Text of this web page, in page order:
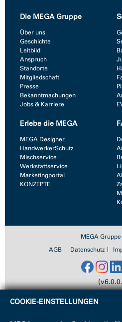
Die MEGA Gruppe
Über uns
Geschichte
Leitbild
Anspruch
Standorte
Mitgliedschaft
Presse
Bekanntmachungen
Jobs & Karriere
Erlebe die MEGA
MEGA Designer
HandwerkerSchutz
Mischservice
Werkstattservice
Marketingportal
KONZEPTE
MEGA
AGB
Datenschutz
COOKIE-EINSTELLUNGEN